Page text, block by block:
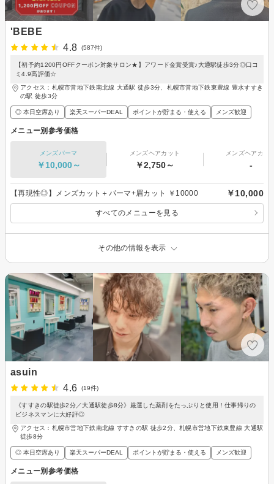
'BEBE
4.8
(587件)
【初予約1200円OFFクーポン対象サロン★】アワード金賞受賞♪大通駅徒歩3分◎口コ
ミ4.9高評価☆
アクセス：札幌市営地下鉄南北線 大通駅 徒歩3分、札幌市営地下鉄東豊線 豊水すすき
の駅 徒歩3分
◎ 本日空席あり 楽天スーパーDEAL ポイントが貯まる・使える メンズ歓迎
メニュー別参考価格
メンズパーマ
￥10,000～
メンズヘアカット
￥2,750～
メンズヘアカラ
-
【再現性◎】メンズカット＋パーマ+眉カット ￥10000 ￥10,000
すべてのメニューを見る
その他の情報を表示
asuin
4.6
(19件)
《すすきの駅徒歩2分／大通駅徒歩8分》厳選した薬剤をたっぷりと使用！仕事帰りの
ビジネスマンに大好評◎
アクセス：札幌市営地下鉄南北線 すすきの駅 徒歩2分、札幌市営地下鉄東豊線 大通駅
徒歩8分
◎ 本日空席あり 楽天スーパーDEAL ポイントが貯まる・使える メンズ歓迎
メニュー別参考価格